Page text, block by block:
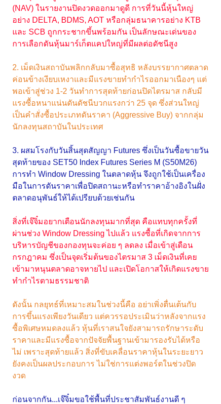
(NAV) ในรายงานปิดงวดออกมาดูดี การที่วันนี้หุ้นใหญ่
อย่าง DELTA, BDMS, AOT หรือกลุ่มธนาคารอย่าง KTB
และ SCB ถูกกระชากขึ้นพร้อมกัน เป็นลักษณะเด่นของ
การเลือกดันหุ้นมาร์เก็ตแคปใหญ่ที่มีผลต่อดัชนีสูง
2. เม็ดเงินสถาบันพลิกกลับมาซื้อสุทธิ หลังบรรยากาศตลาด
ค่อนข้างเงียบเหงาและมีแรงขายทำกำไรออกมาเนืองๆ แต่
พอเข้าสู่ช่วง 1-2 วันทำการสุดท้ายก่อนปิดไตรมาส กลับมี
แรงซื้อหนาแน่นดันดัชนีบวกแรงกว่า 25 จุด ซึ่งส่วนใหญ่
เป็นคำสั่งซื้อประเภทดันราคา (Aggressive Buy) จากกลุ่ม
นักลงทุนสถาบันในประเทศ
3. ผสมโรงกับวันสิ้นสุดสัญญา Futures ซึ่งเป็นวันซื้อขายวัน
สุดท้ายของ SET50 Index Futures Series M (S50M26)
การทำ Window Dressing ในตลาดหุ้น จึงถูกใช้เป็นเครื่อง
มือในการดันราคาเพื่อปิดสถานะหรือทำราคาอ้างอิงในฝั่ง
ตลาดอนุพันธ์ให้ได้เปรียบด้วยเช่นกัน
สิ่งที่เจ๊จิ๋มอยากเตือนนักลงทุนมากที่สุด คือแทบทุกครั้งที่
ผ่านช่วง Window Dressing ไปแล้ว แรงซื้อที่เกิดจากการ
บริหารบัญชีของกองทุนจะค่อย ๆ ลดลง เมื่อเข้าสู่เดือน
กรกฎาคม ซึ่งเป็นจุดเริ่มต้นของไตรมาส 3 เม็ดเงินที่เคย
เข้ามาหนุนตลาดอาจหายไป และเปิดโอกาสให้เกิดแรงขาย
ทำกำไรตามธรรมชาติ
ดังนั้น กลยุทธ์ที่เหมาะสมในช่วงนี้คือ อย่าเพิ่งตื่นเต้นกับ
การขึ้นแรงเพียงวันเดียว แต่ควรรอประเมินว่าหลังจากแรง
ซื้อพิเศษหมดลงแล้ว หุ้นที่เราสนใจยังสามารถรักษาระดับ
ราคาและมีแรงซื้อจากปัจจัยพื้นฐานเข้ามารองรับได้หรือ
ไม่ เพราะสุดท้ายแล้ว สิ่งที่ขับเคลื่อนราคาหุ้นในระยะยาว
ยังคงเป็นผลประกอบการ ไม่ใช่การแต่งพอร์ตในช่วงปิด
งวด
ก่อนจากกัน...เจ๊จิ๋มขอใช้พื้นที่ประชาสัมพันธ์งานดี ๆ